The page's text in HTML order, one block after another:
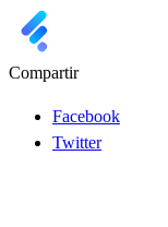
Compartir
Facebook
Twitter